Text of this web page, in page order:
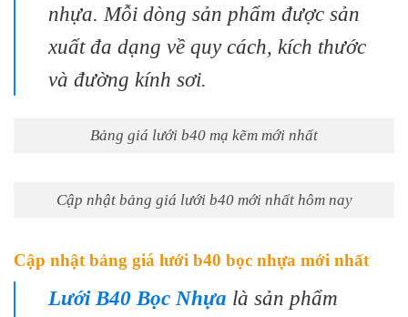
nhựa. Mỗi dòng sản phẩm được sản
xuất đa dạng về quy cách, kích thước
và đường kính sơi.
Bảng giá lưới b40 mạ kẽm mới nhất
Cập nhật bảng giá lưới b40 mới nhất hôm nay
Cập nhật bảng giá lưới b40 bọc nhựa mới nhất
Lưới B40 Bọc Nhựa là sản phẩm